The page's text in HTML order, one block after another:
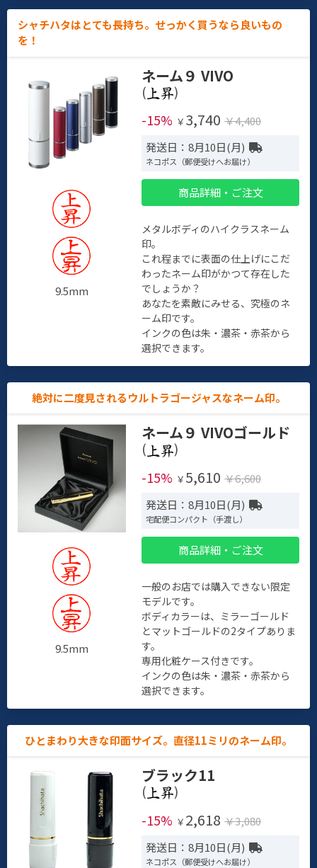
シャチハタはとても長持ち。せっかく買うなら良いもの
を！
9.5mm
ネーム９ VIVO
(
)
-15% ￥ 3,740 ￥4,400
発送日：8月10日(月)
ネコポス（郵便受けへお届け）
商品詳細・ご注文
メタルボディのハイクラスネーム
印。
これ程までに表面の仕上げにこだ
わったネーム印がかつて存在した
でしょうか？
あなたを素敵にみせる、究極のネ
ーム印です。
インクの色は朱・濃茶・赤茶から
選択できます。
絶対に二度見されるウルトラゴージャスなネーム印。
9.5mm
ネーム９ VIVOゴールド
(
)
-15% ￥ 5,610 ￥6,600
発送日：8月10日(月)
宅配便コンパクト（手渡し）
商品詳細・ご注文
一般のお店では購入できない限定
モデルです。
ボディカラーは、ミラーゴールド
とマットゴールドの2タイプありま
す。
専用化粧ケース付きです。
インクの色は朱・濃茶・赤茶から
選択できます。
ひとまわり大きな印面サイズ。直径11ミリのネーム印。
ブラック11
(
)
-15% ￥ 2,618 ￥3,080
発送日：8月10日(月)
ネコポス（郵便受けへお届け）